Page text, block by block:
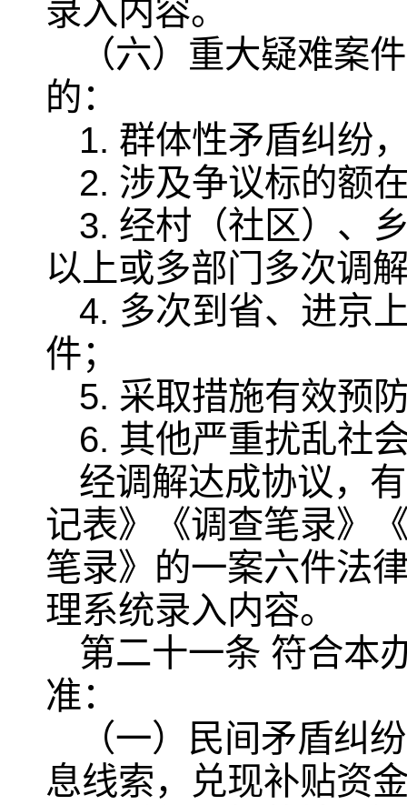
录入内容。
（六）重大疑难案
的：
1. 群体性矛盾纠纷
2. 涉及争议标的额
3. 经村（社区）、
以上或多部门多次调
4. 多次到省、进京
件；
5. 采取措施有效预
6. 其他严重扰乱社
经调解达成协议，
记表》《调查笔录》
笔录》的一案六件法
理系统录入内容。
第二十一条 符合本
准：
（一）民间矛盾纠
息线索，兑现补贴资